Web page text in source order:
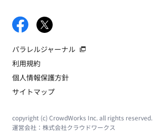
パラレルジャーナル
利用規約
個人情報保護方針
サイトマップ
copyright (c) CrowdWorks Inc. all rights reserved.
運営会社： 株式会社クラウドワークス